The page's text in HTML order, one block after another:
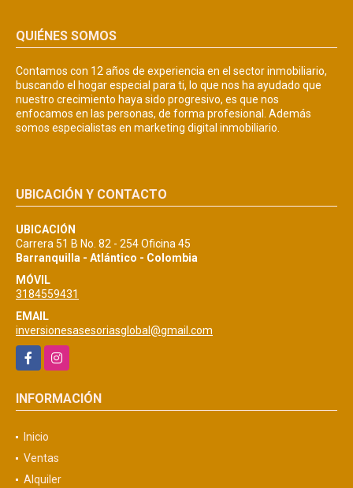
QUIÉNES SOMOS
Contamos con 12 años de experiencia en el sector inmobiliario,
buscando el hogar especial para ti, lo que nos ha ayudado que
nuestro crecimiento haya sido progresivo, es que nos
enfocamos en las personas, de forma profesional. Además
somos especialistas en marketing digital inmobiliario.
UBICACIÓN Y CONTACTO
UBICACIÓN
Carrera 51 B No. 82 - 254 Oficina 45
Barranquilla - Atlántico - Colombia
MÓVIL
3184559431
EMAIL
inversionesasesoriasglobal@gmail.com
FacebookInstagram
INFORMACIÓN
Inicio
Ventas
Alquiler